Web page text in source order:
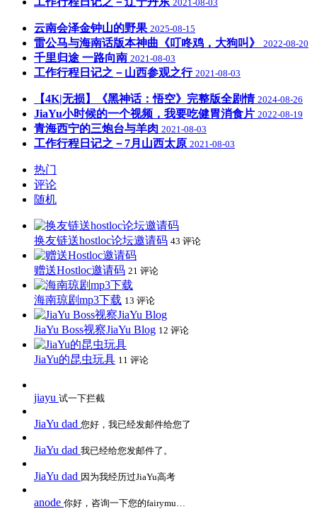
2021-08-03
云南会泽金钟山的野果 2025-08-15
雷公马与海南话版本神曲《叮咚鸡，大狗叫》 2022-08-20
千里归途 一路向南 2021-08-03
工作行程日记之－山西参观之行 2021-08-03
【4K|无损】《黑神话：悟空》完整版全剧情 2024-08-26
JiaYu小时候的一个视频，我要吃健胃消食片 2022-08-19
青海西宁的三炮台与羊肉 2021-08-03
工作行程日记之－7月山西太原 2021-08-03
热门
评论
随机
换友链送hostloc论坛邀请码 43 评论
赠送Hostloc邀请码 21 评论
海南琼剧mp3下载 13 评论
JiaYu Boss视察JiaYu Blog 12 评论
JiaYu的昆虫玩具 11 评论
jiayu 试一下拦截
JiaYu dad 您好，我已经发邮件给您了
JiaYu dad 我已经给您发邮件了。
JiaYu dad 因为我经历过JiaYu高考
anode 你好，咨询一下您的fairymu…